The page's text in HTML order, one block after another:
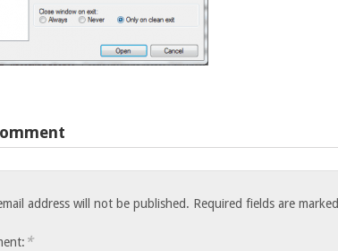
address will not be published. Required fields are marked
*